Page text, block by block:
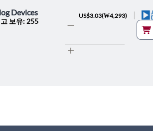
Devices
보유: 255
US$3.03(₩4,293)